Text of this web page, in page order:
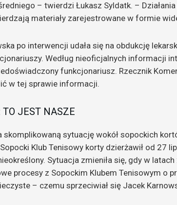
– twierdzi Łukasz Syldatk. –
materiały zarejestrowane w formie
po interwencji udała się na obdukcję
Według nieoficjalnych informacji
funkcjonariusz. Rzecznik
w tej sprawie informacji.
TO JEST NASZE
skomplikowaną sytuację wokół sopockich
Klub Tenisowy korty dzierżawił od 27
Sytuacja zmieniła się, gdy w
procesy z Sopockim Klubem Tenisowym o
– czemu sprzeciwiał się Jacek